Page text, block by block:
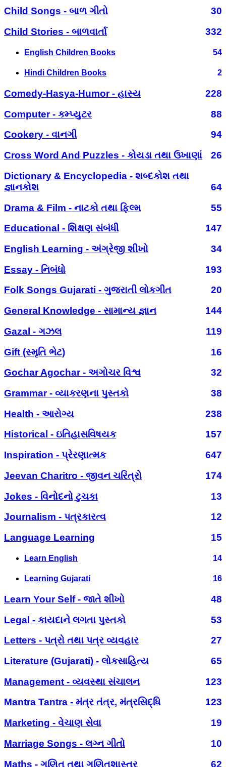
Child Songs - બાળ ગીતો
30
Child Stories - બાળવાર્તા
332
English Children Books 54
Hindi Children Books 2
Comedy-Hasya-Humor - હાસ્ય
228
Computer - કમ્પ્યુટર
88
Cookery - વાનગી
94
Cross Word And Puzzles - કોયડા તથા ઉખાણાં
26
Dictionary & Encyclopedia - શબ્દકોશ તથા
જ્ઞાનકોશ
64
Drama & Film - નાટકો તથા ફિલ્મ
55
Educational - શિક્ષણ સંબંધી
147
English Learning - અંગ્રેજી શીખો
34
Essay - નિબંધો
193
Folk Songs Gujarati - ગુજરાતી લોકગીત
20
General Knowledge - સામાન્ય જ્ઞાન
144
Gazal - ગઝલ
119
Gift (સ્મૃતિ ભેટ)
16
Gochar Agochar - અગોચર વિશ્વ
32
Grammar - વ્યાકરણના પુસ્તકો
38
Health - આરોગ્ય
238
Historical - ઇતિહાસવિષયક
157
Inspiration - પ્રેરણાત્મક
647
Jeevan Charitro - જીવન ચરિત્રો
174
Jokes - વિનોદનો ટુચકા
13
Journalism - પત્રકારત્વ
12
Language Learning
15
Learn English 14
Learning Gujarati 16
Learn Your Self - જાતે શીખો
48
Legal - કાયદાને લગતા પુસ્તકો
53
Letters - પત્રો તથા પત્ર વ્યવહાર
27
Literature (Gujarati) - લોકસાહિત્ય
65
Management - વ્યવસ્થા સંચાલન
123
Mantra Tantra - મંત્ર તંત્ર, મંત્રસિદ્ધિ
123
Marketing - વેચાણ સેવા
19
Marriage Songs - લગ્ન ગીતો
10
Maths - ગણિત તથા ગણિતશાસ્ત્ર
62